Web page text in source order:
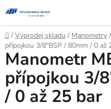
na
obsah
Domů
/ Výprodej skladu / Manometry /
přípojkou 3/8"BSP / 80mm / 0 až
Manometr
přípojkou 3/
/ 0 až 25 bar